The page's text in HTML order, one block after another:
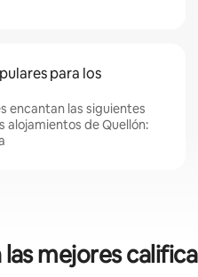
para los
encantan las siguientes
alojamientos de Quellón:
mejores